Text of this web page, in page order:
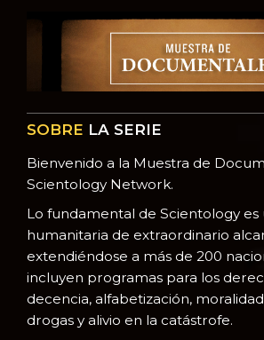
SOBRE LA SERIE
Bienvenido a la Muestra de
Scientology Network.
Lo fundamental de Scientology es
humanitaria de extraordinario
extendiéndose a más de 200
incluyen programas para los
decencia, alfabetización,
drogas y alivio en la catástrofe.